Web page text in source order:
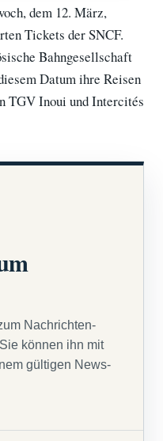
dem 12. März,
Tickets der SNCF.
Bahngesellschaft
Datum ihre Reisen
TGV Inoui und Intercités
Nachrichten-
können ihn mit
gültigen News-